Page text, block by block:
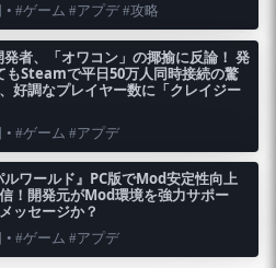
• #ゲーム #アプデ #攻略
者、「オワコン」の揶揄に反論！ 発
もSteamで平日50万人同時接続の驚
好調なプレイヤー数に「クレイジー
• #ゲーム #アプデ
ワールド』PC版でMod安定性向上
！開発元がMod環境を強力サポー
ッセージか？
• #ゲーム #アプデ